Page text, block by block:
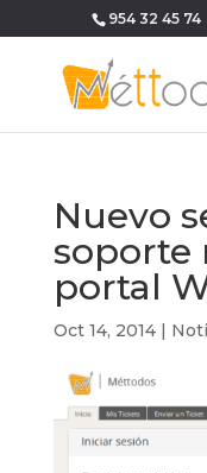
954 32 45 74
Nuevo
soporte
portal
Oct 14, 2014|